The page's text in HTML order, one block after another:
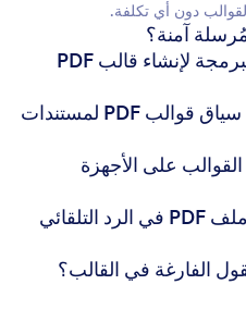
دون أي تكلفة.
3) هل أحتاج إلى معرفة بالبرمجة لإنشاء قالب PDF
4) ما هو تعيين الحقول في سياق قوالب PDF لمستندات
على الأجهزة
6) كيف تعمل ميزة إرفاق ملف PDF في الرد التلقائي